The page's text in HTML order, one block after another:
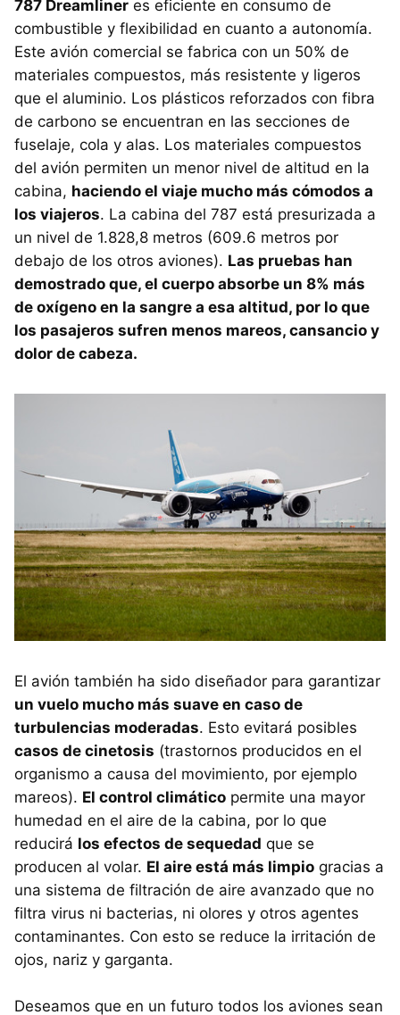
787 Dreamliner es eficiente en consumo de
combustible y flexibilidad en cuanto a autonomía.
Este avión comercial se fabrica con un 50% de
materiales compuestos, más resistente y ligeros
que el aluminio. Los plásticos reforzados con fibra
de carbono se encuentran en las secciones de
fuselaje, cola y alas. Los materiales compuestos
del avión permiten un menor nivel de altitud en la
cabina, haciendo el viaje mucho más cómodos a
los viajeros. La cabina del 787 está presurizada a
un nivel de 1.828,8 metros (609.6 metros por
debajo de los otros aviones). Las pruebas han
demostrado que, el cuerpo absorbe un 8% más
de oxígeno en la sangre a esa altitud, por lo que
los pasajeros sufren menos mareos, cansancio y
dolor de cabeza.
El avión también ha sido diseñador para garantizar
un vuelo mucho más suave en caso de
turbulencias moderadas. Esto evitará posibles
casos de cinetosis (trastornos producidos en el
organismo a causa del movimiento, por ejemplo
mareos). El control climático permite una mayor
humedad en el aire de la cabina, por lo que
reducirá los efectos de sequedad que se
producen al volar. El aire está más limpio gracias a
una sistema de filtración de aire avanzado que no
filtra virus ni bacterias, ni olores y otros agentes
contaminantes. Con esto se reduce la irritación de
ojos, nariz y garganta.
Deseamos que en un futuro todos los aviones sean